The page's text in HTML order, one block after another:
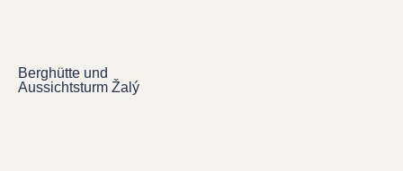
Berghütte und
Aussichtsturm Žalý